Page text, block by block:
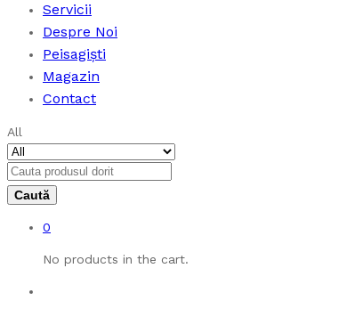
Servicii
Despre Noi
Peisagiști
Magazin
Contact
All
0
No products in the cart.